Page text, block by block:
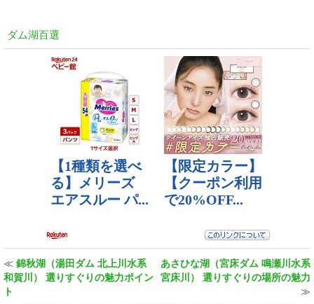
ダム湖百選
≪ 錦秋湖（湯田ダム 北上川水系
和賀川） 選りすぐりの魅力ポイン
ト
あさひな湖（宮床ダム 鳴瀬川水系
宮床川） 選りすぐりの場所の魅力
≫